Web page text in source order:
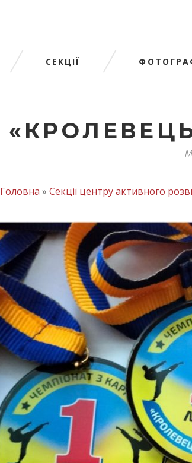
СЕКЦІЇ
Головна » Секції центру активного